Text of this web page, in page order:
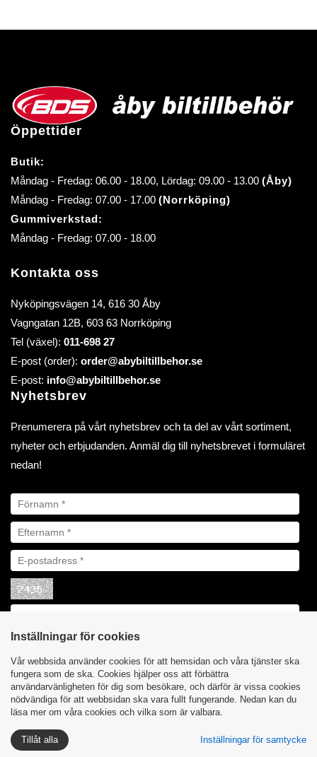
Öppettider
Butik:
Måndag - Fredag: 06.00 - 18.00, Lördag: 09.00 - 13.00 (Åby)
Måndag - Fredag: 07.00 - 17.00 (Norrköping)
Gummiverkstad:
Måndag - Fredag: 07.00 - 18.00
Kontakta oss
Nyköpingsvägen 14, 616 30 Åby
Vagngatan 12B, 603 63 Norrköping
Tel (växel): 011-698 27
E-post (order): order@abybiltillbehor.se
E-post: info@abybiltillbehor.se
Nyhetsbrev
Prenumerera på vårt nyhetsbrev och ta del av vårt sortiment,
nyheter och erbjudanden. Anmäl dig till nyhetsbrevet i formuläret
nedan!
Integritetspolicy
| Åby Biltillbehör AB ©
2023
Inställningar för cookies
Vår webbsida använder cookies för att hemsidan och våra tjänster ska
fungera som de ska. Cookies hjälper oss att förbättra
användarvänligheten för dig som besökare, och därför är vissa cookies
nödvändiga för att webbsidan ska vara fullt fungerande. Nedan kan du
läsa mer om våra cookies och vilka som är valbara.
Tillåt alla Inställningar för samtycke